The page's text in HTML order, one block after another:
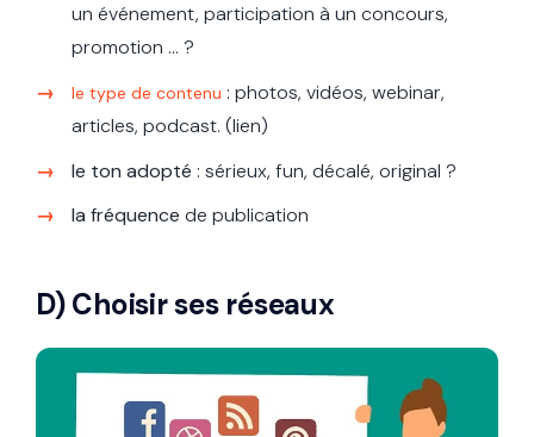
un événement, participation à un concours,
promotion … ?
le type de contenu : photos, vidéos, webinar,
articles, podcast. (lien)
le ton adopté : sérieux, fun, décalé, original ?
la fréquence de publication
D) Choisir ses réseaux